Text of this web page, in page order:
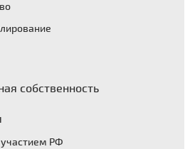
собственность
РФ